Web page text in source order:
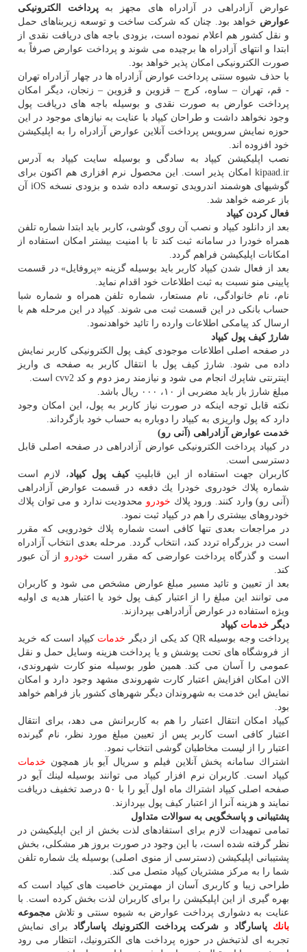
عوارض آزادراهی در آزادراه ‏های مجهز به پرداخت الكترونیكی
عوارض خواهد بود. چنان كه شركت ساخت و توسعه زیربناهای حمل
و نقل كشور هم اعلام نموده است، بزودی باجه های دریافت نقدی از
ابتدا و انتهای آزادراه ها برچیده می شوند و پرداخت عوارض صرفاً به
صورت الكترونیكی امكان پذیر خواهد بود.
با حذف شیوه سنتی پرداخت عوارض آزادراه ها در چهار آزادراه تهران
- قم، تهران – ساوه، كرج – قزوین و قزوین – زنجان، دیگر امكان
پرداخت عوارض به صورت نقدی و بوسیله باجه های دریافت پول
وجود نخواهد داشت و طراحان كیپاد با عنایت به نیازهای موجود در این
حوزه نمایش سرویس پرداخت آنلاین عوارض آزادراه را به اپلیكیشن
خود افزوده اند.
نصب اپلیكیشن كیپاد به سادگی و بوسیله سایت كیپاد به آدرس
kipaad.ir امكان پذیر است. این محصول نرم افزاری هم اكنون برای
گوشیهای هوشمند اندرویدی توسعه داده شده و بزودی نسخه iOS آن
باز عرضه خواهد شد.
فعال كردن كیپاد
بعد از دانلود كیپاد و نصب آن روی گوشی، كاربر باید ابتدا شماره تلفن
همراه خودرا در سامانه ثبت كند تا با امنیت بیشتر امكان استفاده از
امكانات اپلیكیشن فراهم گردد.
بعد از فعال شدن كیپاد كاربر باید بوسیله گزینه «پروفایل» در قسمت
پایینی منو نسبت به ثبت اطلاعات خود اقدام نماید.
نام، نام خانوادگی، نام مستعار، شماره تلفن همراه و شماره شبا
حساب بانكی در این قسمت ثبت می شوند. كیپاد در این مرحله هم با
ارسال كد پیامكی اطلاعات وارده را تائید خواهدنمود.
شارژ كیف پول كیپاد
در صفحه اصلی اطلاعات موجودی كیف پول الكترونیكی كاربر نمایش
داده می شود. شارژ كیف پول با انتقال كاربر به صفحه ی واریز
اینترنتی شاپرك انجام می شود و نیازمند رمز دوم و كد cvv2 است.
مبلغ شارژ باز باید مضربی از ۱۰، ۰۰۰ ریال باشد.
نكته قابل توجه اینكه در صورت نیاز كاربر به پول، این امكان وجود
دارد كه پول واریزی به كیپاد را دوباره به حساب خود بازگرداند.
خدمت عوارض آزادراهی (آنی رو)
در كیپاد پرداخت الكترونیكی عوارض آزادراهی در صفحه اصلی قابل
دسترسی است.
كاربران جهت استفاده از این قابلیتِ كیف پول كیپاد، لازم است
شماره پلاك خودروی خودرا یك دفعه در قسمت عوارض آزادراهی
(آنی رو) وارد كنند. ورود پلاك خودرو محدودیت ندارد و می توان پلاك
خودروهای بیشتری را هم در كیپاد ثبت نمود.
در مراجعات بعدی تنها كافی است شماره پلاك خودرویی كه مقرر
است در بزرگراه تردد كند، انتخاب گردد. مرحله بعدی انتخاب آزادراه
است و گذرگاه پرداخت عوارضی كه مقرر است خودرو از آن عبور
كند.
بعد از تعیین و تائید مسیر مبلغ عوارض مشخص می شود و كاربران
می توانند این مبلغ را از اعتبار كیف پول خود یا اعتبار هدیه ی اولیه
ویژه استفاده در عوارض آزادراهی بپردازند.
دیگر خدمات كیپاد
پرداخت وجه بوسیله QR كد یكی از دیگر
خدمات كیپاد است كه خرید
از فروشگاه های تحت پوشش و یا پرداخت هزینه وسایل حمل و نقل
عمومی را آسان می كند. همین طور بوسیله منو كارت شهروندی،
الان امكان افزایش اعتبار كارت شهروندی مشهد وجود دارد و امكان
نمایش این خدمت به شهروندان دیگر شهرهای كشور باز فراهم خواهد
بود.
كیپاد امكان انتقال اعتبار را هم به كاربرانش می دهد، برای انتقال
اعتبار كافی است كاربر پس از تعیین مبلغ مورد نظر، نام گیرنده
اعتبار را از لیست مخاطبان گوشی انتخاب نمود.
اشتراك سامانه پخش آنلاین فیلم و سریال آیو باز همچون خدمات
كیپاد است. كاربران نرم افزار كیپاد می توانند بوسیله لینك آیو در
صفحه اصلی كیپاد اشتراك ماه اول آیو را با ۵۰ درصد تخفیف دریافت
نمایند و هزینه آنرا از اعتبار كیف پول بپردازند.
پشتیبانی و پاسخگویی به سوالات متداول
تمامی تمهیدات لازم برای استفاده‏ای لذت بخش از این اپلیكیشن در
نظر گرفته شده است، با این وجود در صورت بروز هر مشكلی، بخش
پشتیبانی اپلیكیشن (دسترسی از منوی اصلی) بوسیله یك شماره تلفن
شما را به مركز مشتریان كیپاد متصل می كند.
طراحی زیبا و كاربری آسان از مهمترین خاصیت های كیپاد است كه
بهره گیری از این اپلیكیشن را برای كاربران لذت بخش كرده است. با
عنایت به دشواری پرداخت عوارض به شیوه سنتی و تلاش مجموعه
بانك پاسارگادو شركت پرداخت الكترونیك پاسارگاد برای نمایش
تجربه ‏ای لذت‏بخش در حوزه پرداخت های الكترونیك، انتظار می رود